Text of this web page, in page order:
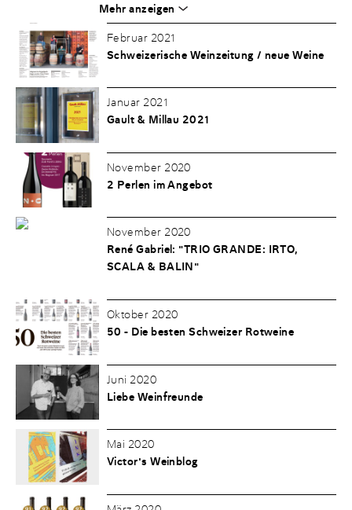
Mehr anzeigen
Februar 2021
Schweizerische Weinzeitung / neue Weine
Januar 2021
Gault & Millau 2021
November 2020
2 Perlen im Angebot
November 2020
René Gabriel: "TRIO GRANDE: IRTO,
SCALA & BALIN"
Oktober 2020
50 - Die besten Schweizer Rotweine
Juni 2020
Liebe Weinfreunde
Mai 2020
Victor's Weinblog